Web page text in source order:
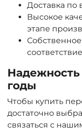
Доставка по
Высокое
этапе
Надежность
годы
Чтобы купить
достаточно
связаться с